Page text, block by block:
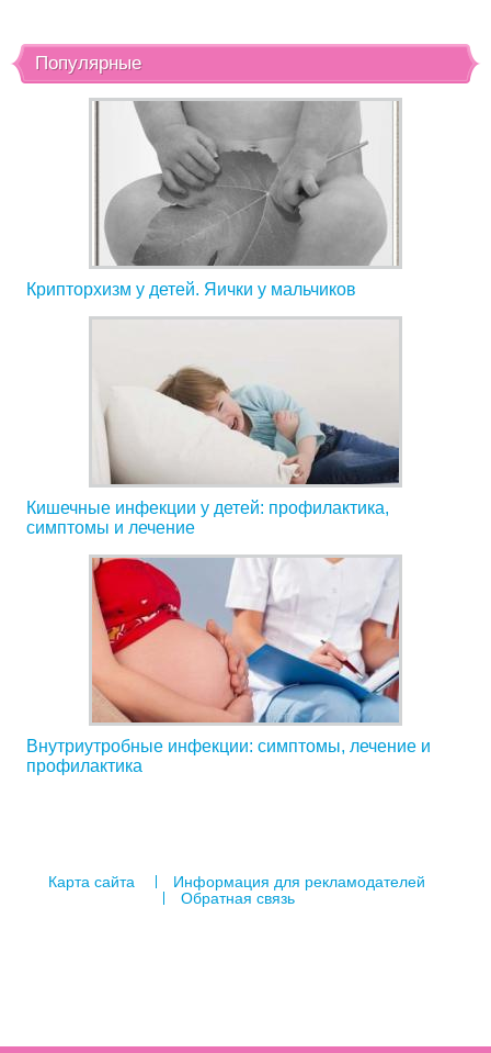
Популярные
Крипторхизм у детей. Яички у мальчиков
Кишечные инфекции у детей: профилактика,
симптомы и лечение
Внутриутробные инфекции: симптомы, лечение и
профилактика
Карта сайта
Информация для рекламодателей
Обратная связь